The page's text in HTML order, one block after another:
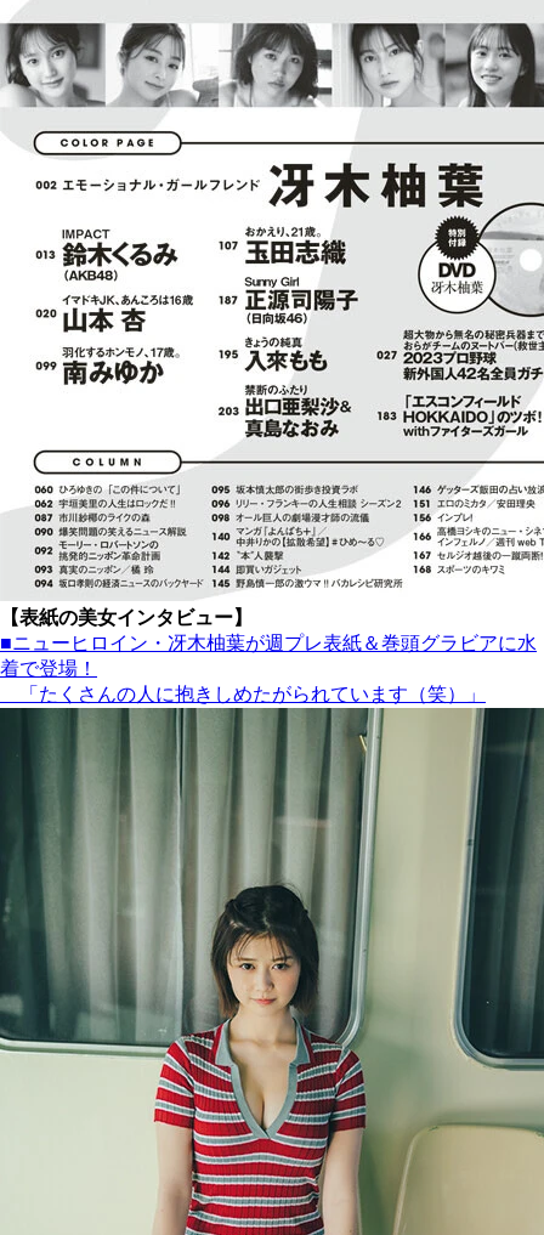
【表紙の美女インタビュー】
■ニューヒロイン・冴木柚葉が週プレ表紙＆巻頭グラビアに水
着で登場！
「たくさんの人に抱きしめたがられています（笑）」